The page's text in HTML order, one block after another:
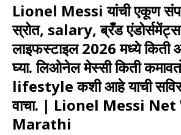
Lionel Messi यांची एकूण
स्रोत, salary, ब्रँड
लाइफस्टाइल 2026 मध्ये
घ्या. लिओनेल मेस्सी किती
lifestyle कशी आहे याची
वाचा. | Lionel Messi
Marathi